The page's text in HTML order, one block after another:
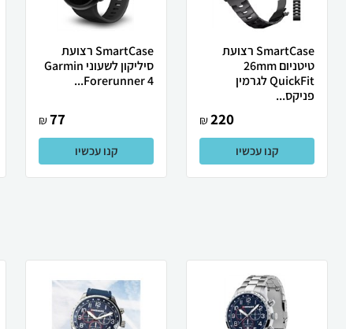
SmartCase רצועת
טיטניום 26mm
QuickFit לגרמין
פניקס...
220
₪
קנו עכשיו
SmartCase רצועת
סיליקון לשעוני Garmin
Forerunner 4...
77
₪
קנו עכשיו